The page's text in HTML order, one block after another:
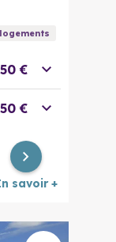
logements
€
€
savoir +